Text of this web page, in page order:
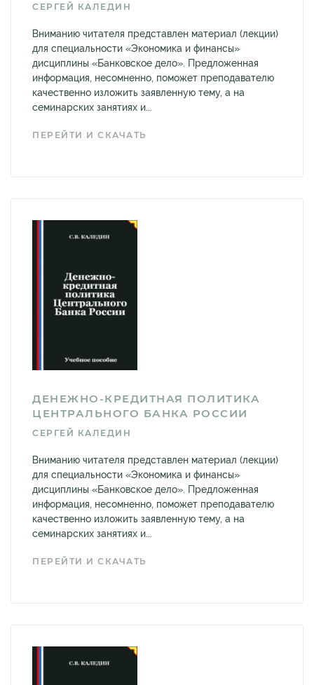
СЕРГЕЙ КАЛЕДИН
Вниманию читателя представлен материал (лекции)
для специальности «Экономика и финансы»
дисциплины «Банковское дело». Предложенная
информация, несомненно, поможет преподавателю
качественно изложить заявленную тему, а на
семинарских занятиях и...
ПЕРЕЙТИ И СКАЧАТЬ
ДЕНЕЖНО-КРЕДИТНАЯ ПОЛИТИКА
ЦЕНТРАЛЬНОГО БАНКА РОССИИ
СЕРГЕЙ КАЛЕДИН
Вниманию читателя представлен материал (лекции)
для специальности «Экономика и финансы»
дисциплины «Банковское дело». Предложенная
информация, несомненно, поможет преподавателю
качественно изложить заявленную тему, а на
семинарских занятиях и...
ПЕРЕЙТИ И СКАЧАТЬ